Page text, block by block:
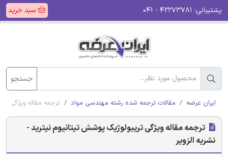
پشتیبانی: سبد خرید
جستجو
ایران عرضه مقالات ترجمه شده رشته مهندسی مواد ترجمه مقاله ویژگی
ترجمه مقاله ویژگی تریبولوژیک پوشش تیتانیوم نیترید -
نشریه الزویر